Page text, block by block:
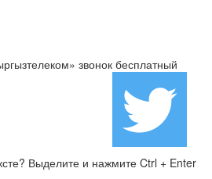
звонок бесплатный
Выделите и нажмите Ctrl + Enter